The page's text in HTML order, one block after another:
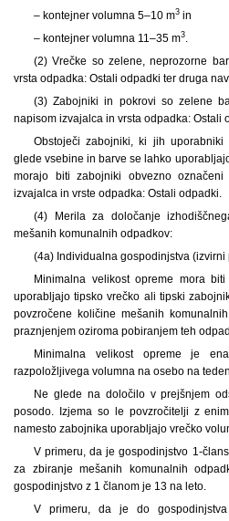
– kontejner volumna 5–10 m3in
– kontejner volumna 11–35 m3.
(2) Vrečke so zelene, neprozorne
vrsta odpadka: Ostali odpadki ter druga
(3) Zabojniki in pokrovi so zelene
napisom izvajalca in vrsta odpadka: Ostali
Obstoječi zabojniki, ki jih
glede vsebine in barve se lahko
morajo biti zabojniki obvezno
izvajalca in vrste odpadka: Ostali odpadki.
(4) Merila za določanje
mešanih komunalnih odpadkov:
(4a) Individualna gospodinjstva
Minimalna velikost opreme mora
uporabljajo tipsko vrečko ali tipski
povzročene količine mešanih
praznjenjem oziroma pobiranjem teh
Minimalna velikost opreme je
razpoložljivega volumna na osebo na
Ne glede na določilo v prejšnjem
posodo. Izjema so le povzročitelji z
namesto zabojnika uporabljajo vrečko
V primeru, da je gospodinjstvo 1-
za zbiranje mešanih komunalnih
gospodinjstvo z 1 članom je 13 na leto.
V primeru, da je do